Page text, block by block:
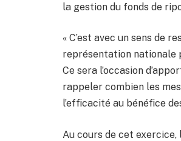
la gestion du fonds de
« C’est avec un sens de
représentation nationale
Ce sera l’occasion
rappeler combien les
l’efficacité au bénéfice
Au cours de cet